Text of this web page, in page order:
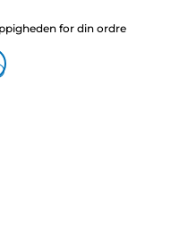
for din ordre